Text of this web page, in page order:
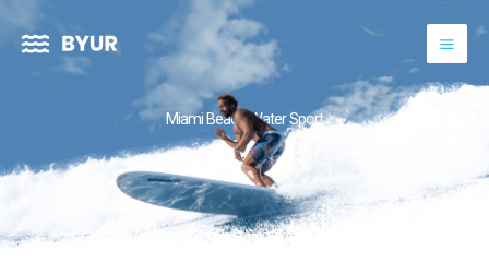
Miami Beach Water Sport